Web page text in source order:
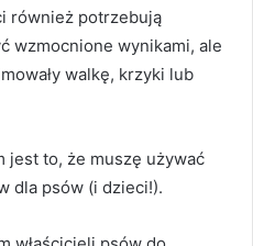
również potrzebują
wzmocnione wynikami, ale
walkę, krzyki lub
jest to, że muszę używać
dla psów (i dzieci!).